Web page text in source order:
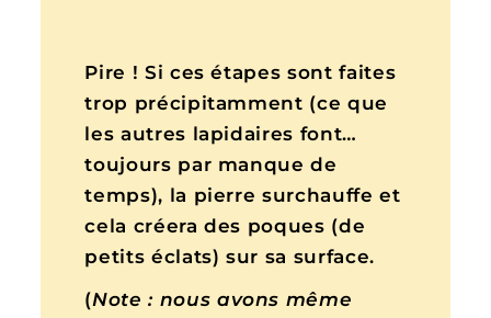
Pire ! Si ces étapes sont faites
trop précipitamment (ce que
les autres lapidaires font…
toujours par manque de
temps), la pierre surchauffe et
cela créera des poques (de
petits éclats) sur sa surface.
(Note : nous avons même